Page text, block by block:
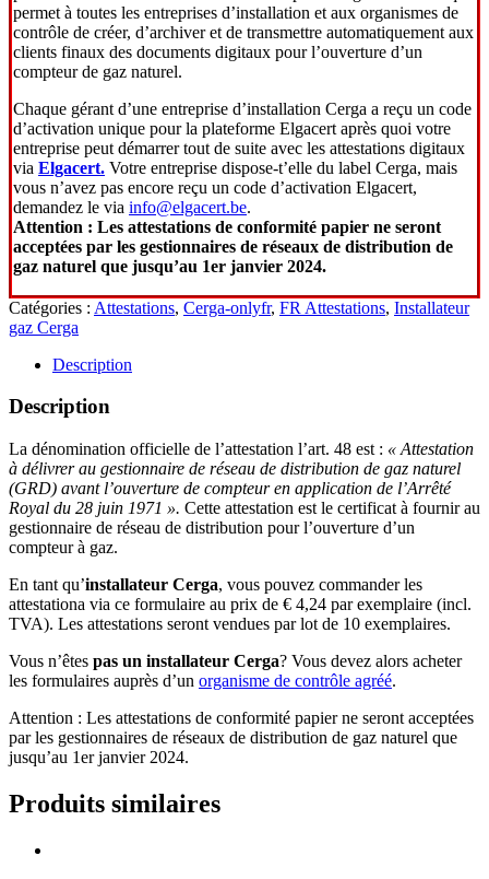
permet à toutes les entreprises d’installation et aux organismes de
contrôle de créer, d’archiver et de transmettre automatiquement aux
clients finaux des documents digitaux pour l’ouverture d’un
compteur de gaz naturel.
Chaque gérant d’une entreprise d’installation Cerga a reçu un code
d’activation unique pour la plateforme Elgacert après quoi votre
entreprise peut démarrer tout de suite avec les attestations digitaux
via Elgacert. Votre entreprise dispose-t’elle du label Cerga, mais
vous n’avez pas encore reçu un code d’activation Elgacert,
demandez le via info@elgacert.be.
Attention : Les attestations de conformité papier ne seront
acceptées par les gestionnaires de réseaux de distribution de
gaz naturel que jusqu’au 1er janvier 2024.
Catégories : Attestations, Cerga-onlyfr, FR Attestations, Installateur
gaz Cerga
Description
Description
La dénomination officielle de l’attestation l’art. 48 est : « Attestation
à délivrer au gestionnaire de réseau de distribution de gaz naturel
(GRD) avant l’ouverture de compteur en application de l’Arrêté
Royal du 28 juin 1971 ». Cette attestation est le certificat à fournir au
gestionnaire de réseau de distribution pour l’ouverture d’un
compteur à gaz.
En tant qu’installateur Cerga, vous pouvez commander les
attestationa via ce formulaire au prix de € 4,24 par exemplaire (incl.
TVA). Les attestations seront vendues par lot de 10 exemplaires.
Vous n’êtes pas un installateur Cerga? Vous devez alors acheter
les formulaires auprès d’un organisme de contrôle agréé.
Attention : Les attestations de conformité papier ne seront acceptées
par les gestionnaires de réseaux de distribution de gaz naturel que
jusqu’au 1er janvier 2024.
Produits similaires